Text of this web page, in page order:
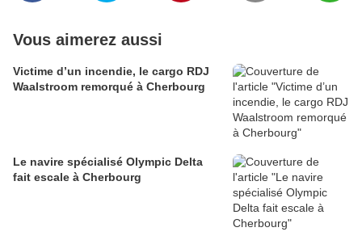
Vous aimerez aussi
Victime d’un incendie, le cargo RDJ
Waalstroom remorqué à Cherbourg
Le navire spécialisé Olympic Delta
fait escale à Cherbourg